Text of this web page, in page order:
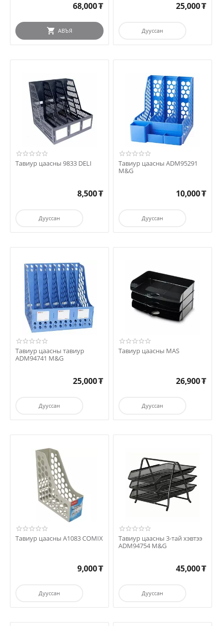
68,000₮
АВЪЯ
25,000₮
Дууссан
Тавиур цаасны 9833 DELI
8,500₮
Дууссан
Тавиур цаасны ADM95291
M&G
10,000₮
Дууссан
Тавиур цаасны тавиур
ADM94741 M&G
25,000₮
Дууссан
Тавиур цаасны MAS
26,900₮
Дууссан
Тавиур цаасны A1083 COMIX
9,000₮
Дууссан
Тавиур цаасны 3-тай хэвтээ
ADM94754 M&G
45,000₮
Дууссан